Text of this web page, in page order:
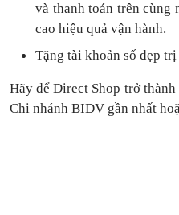
và thanh toán trên cùng
cao hiệu quả vận hành.
Tặng tài khoản số đẹp
Hãy để Direct Shop trở
Chi nhánh BIDV gần nhất